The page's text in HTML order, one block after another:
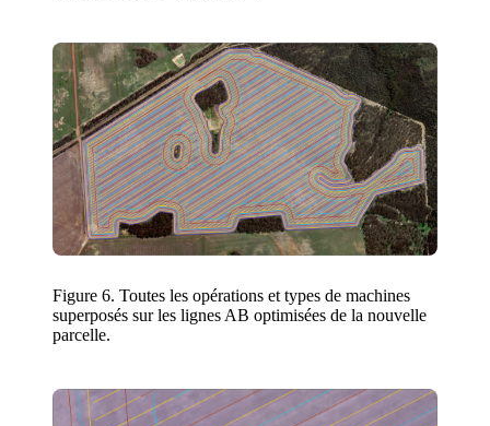
Figure 6. Toutes les opérations et types de machines
superposés sur les lignes AB optimisées de la nouvelle
parcelle.